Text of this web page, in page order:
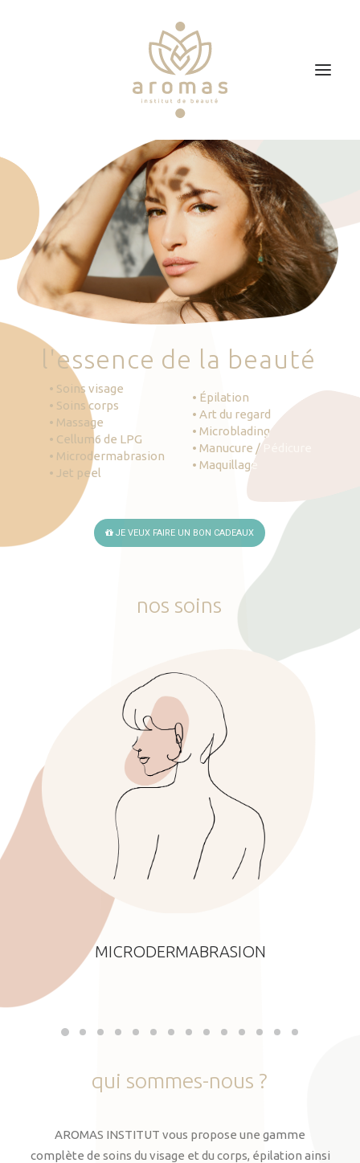
Soins
Je veux faire un bon cadeau
Plan d’accès
Prendre RDV
'essence de la beauté
• Soins visage
• Soins corps
• Massage
• Cellum6 de LPG
• Microdermabrasion
• Jet peel
• Épilation
• Art du regard
• Microblading
• Manucure / Pédicure
• Maquillage
JE VEUX FAIRE UN BON CADEAUX
nos soins
MICRODERMABRASION
qui sommes-nous ?
AROMAS INSTITUT vous propose une gamme
complète de soins du visage et du corps, épilation ainsi